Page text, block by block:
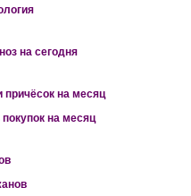
на сегодня
причёсок на месяц
на месяц